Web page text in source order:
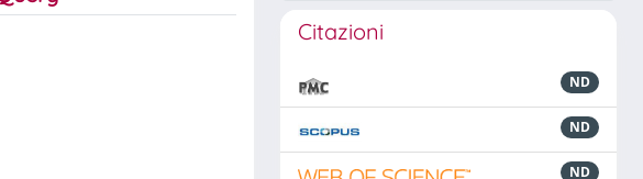
Citazioni
ND
ND
ND